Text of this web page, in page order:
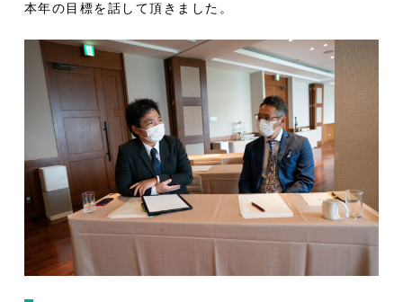
本年の目標を話して頂きました。